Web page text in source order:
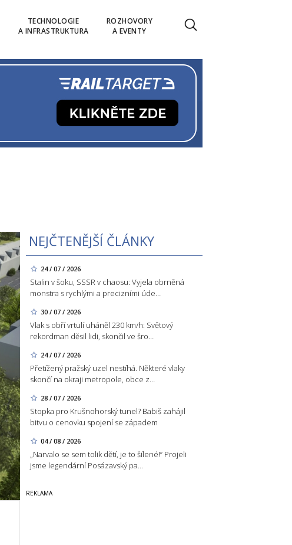
TECHNOLOGIE
A INFRASTRUKTURA
ROZHOVORY
A EVENTY
NEJČTENĚJŠÍ ČLÁNKY
24 / 07 / 2026
Stalin v šoku, SSSR v chaosu: Vyjela obrněná
monstra s rychlými a precizními úde…
30 / 07 / 2026
Vlak s obří vrtulí uháněl 230 km/h: Světový
rekordman děsil lidi, skončil ve šro…
24 / 07 / 2026
Přetížený pražský uzel nestíhá. Některé vlaky
skončí na okraji metropole, obce z…
28 / 07 / 2026
Stopka pro Krušnohorský tunel? Babiš zahájil
bitvu o cenovku spojení se západem
04 / 08 / 2026
„Narvalo se sem tolik dětí, je to šílené!“ Projeli
jsme legendární Posázavský pa…